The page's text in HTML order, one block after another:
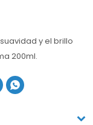
y el brillo
200ml.
